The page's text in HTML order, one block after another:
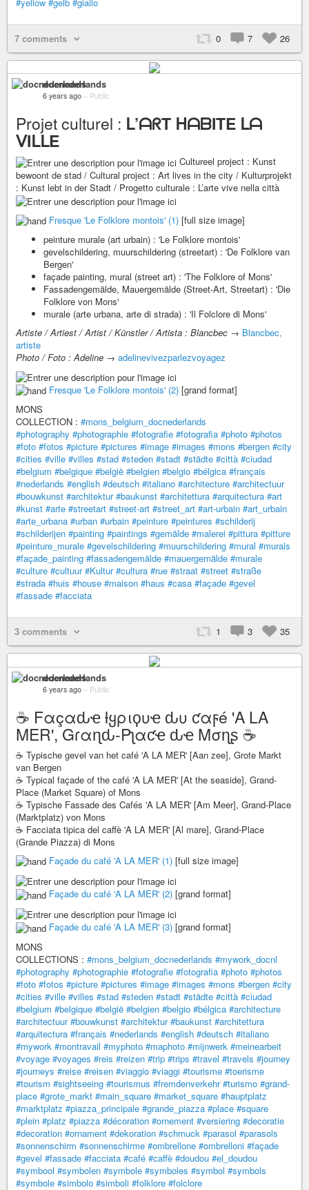
7 comments 0 7 26
docnederlands
6 years ago – Public
Projet culturel : ᒪ’ᗩᖇT ᕼᗩᗷITE ᒪᗩ
ᐯIᒪᒪE
Cultureel project : Kunst
bewoont de stad / Cultural project : Art lives in the city / Kulturprojekt
: Kunst lebt in der Stadt / Progetto culturale : L’arte vive nella città
Fresque 'Le Folklore montois' (1) [full size image]
peinture murale (art urbain) : 'Le Folklore montois'
gevelschildering, muurschildering (streetart) : 'De Folklore van
Bergen'
façade painting, mural (street art) : 'The Folklore of Mons'
Fassadengemälde, Mauergemälde (Street-Art, Streetart) : 'Die
Folklore von Mons'
murale (arte urbana, arte di strada) : 'Il Folclore di Mons'
Artiste / Artiest / Artist / Künstler / Artista : Blancbec → Blancbec,
artiste
Photo / Foto : Adeline → adelinevivezparlezvoyagez
Fresque 'Le Folklore montois' (2) [grand format]
MONS
COLLECTION : #mons_belgium_docnederlands
#photography #photographie #fotografie #fotografia #photo #photos
#foto #fotos #picture #pictures #image #images #mons #bergen #city
#cities #ville #villes #stad #steden #stadt #städte #città #ciudad
#belgium #belgique #belgië #belgien #belgio #bélgica #français
#nederlands #english #deutsch #italiano #architecture #architectuur
#bouwkunst #architektur #baukunst #architettura #arquitectura #art
#kunst #arte #streetart #street-art #street_art #art-urbain #art_urbain
#arte_urbana #urban #urbain #peinture #peintures #schilderij
#schilderijen #painting #paintings #gemälde #malerei #pittura #pitture
#peinture_murale #gevelschildering #muurschildering #mural #murals
#façade_painting #fassadengemälde #mauergemälde #murale
#culture #cultuur #Kultur #cultura #rue #straat #street #straße
#strada #huis #house #maison #haus #casa #façade #gevel
#fassade #facciata
3 comments 1 3 35
docnederlands
6 years ago – Public
☕ Fαçαԃҽ ƚყριϙυҽ ԃυ ƈαϝé 'A LA
MER', Gɾαɳԃ-Pʅαƈҽ ԃҽ Mσɳʂ ☕
☕ Typische gevel van het café 'A LA MER' [Aan zee], Grote Markt
van Bergen
☕ Typical façade of the café 'A LA MER' [At the seaside], Grand-
Place (Market Square) of Mons
☕ Typische Fassade des Cafés 'A LA MER' [Am Meer], Grand-Place
(Marktplatz) von Mons
☕ Facciata tipica del caffè 'A LA MER' [Al mare], Grand-Place
(Grande Piazza) di Mons
Façade du café 'A LA MER' (1) [full size image]
Façade du café 'A LA MER' (2) [grand format]
Façade du café 'A LA MER' (3) [grand format]
MONS
COLLECTIONS : #mons_belgium_docnederlands #mywork_docnl
#photography #photographie #fotografie #fotografia #photo #photos
#foto #fotos #picture #pictures #image #images #mons #bergen #city
#cities #ville #villes #stad #steden #stadt #städte #città #ciudad
#belgium #belgique #belgië #belgien #belgio #bélgica #architecture
#architectuur #bouwkunst #architektur #baukunst #architettura
#arquitectura #français #nederlands #english #deutsch #italiano
#mywork #montravail #myphoto #maphoto #mijnwerk #meinearbeit
#voyage #voyages #reis #reizen #trip #trips #travel #travels #journey
#journeys #reise #reisen #viaggio #viaggi #tourisme #toerisme
#tourism #sightseeing #tourismus #fremdenverkehr #turismo #grand-
place #grote_markt #main_square #market_square #hauptplatz
#marktplatz #piazza_principale #grande_piazza #place #square
#plein #platz #piazza #décoration #ornement #versiering #decoratie
#decoration #ornament #dekoration #schmuck #parasol #parasols
#sonnenschirm #sonnenschirme #ombrellone #ombrelloni #façade
#gevel #fassade #facciata #café #caffè #doudou #el_doudou
#symbool #symbolen #symbole #symboles #symbol #symbols
#symbole #simbolo #simboli #folklore #folclore